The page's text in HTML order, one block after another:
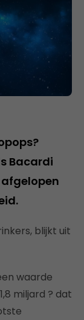
Bacardi
afgelopen
blijkt uit
waarde
miljard ? dat